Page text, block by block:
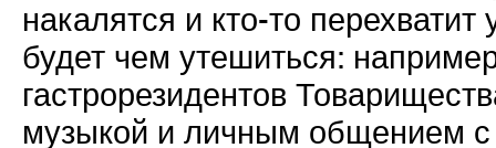
накалятся и кто-то
будет чем утешиться:
гастрорезидентов
музыкой и личным общением